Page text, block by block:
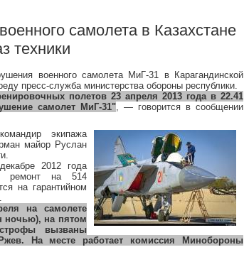
самолета в Казахстане
техники
военного самолета МиГ-31 в Карагандинской
пресс-служба министерства обороны республики.
полетов 23 апреля 2013 года в 22.41
самолет МиГ-31" , — говорится в сообщении
экипажа
майор Руслан
2012 года
ремонт на 514
на гарантийном
на самолете
ночью), на пятом
вызваны
На месте работает комиссия Минобороны